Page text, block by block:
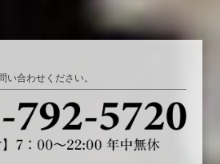
い合わせください。